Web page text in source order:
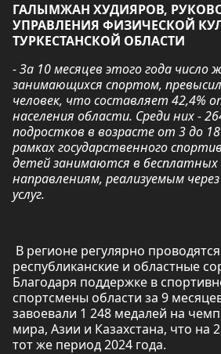
ГАЛЫМЖАН ХУДИЯРОВ,
УПРАВЛЕНИЯ ФИЗИЧЕСКОЙ
ТУРКЕСТАНСКОЙ ОБЛАСТИ
- За 10 месяцев этого года число
занимающихся спортом,
человек, что составляет 42,4%
населения области. Среди них -
подростков в возрасте от 3 до
рамках государственного
детей занимаются в бесплатных
направлениям, реализуемым
услуг.
В регионе регулярно
республиканские и областные
Благодаря поддержке в
спортсмены области за 9
завоевали 1 248 медалей на
мира, Азии и Казахстана, что на
тот же период 2024 года.